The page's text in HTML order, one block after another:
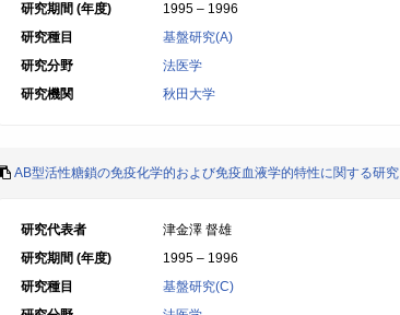
研究期間 (年度)
1995 – 1996
研究種目
基盤研究(A)
研究分野
法医学
研究機関
秋田大学
AB型活性糖鎖の免疫化学的および免疫血液学的特性に関する研究
研究代表者
津金澤 督雄
研究期間 (年度)
1995 – 1996
研究種目
基盤研究(C)